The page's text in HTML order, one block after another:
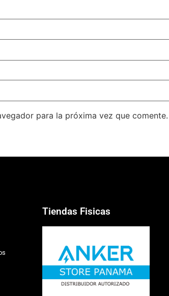
para la próxima vez que comente.
Tiendas Fisicas